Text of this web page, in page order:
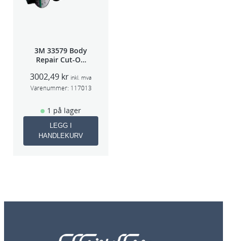
3M 33579 Body
Repair Cut-Off
75mm
3002,49 kr inkl. mva
Varenummer: 117013
1 på lager
LEGG I
HANDLEKURV